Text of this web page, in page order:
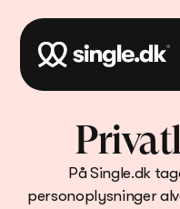
På Single.dk
personoplysninger